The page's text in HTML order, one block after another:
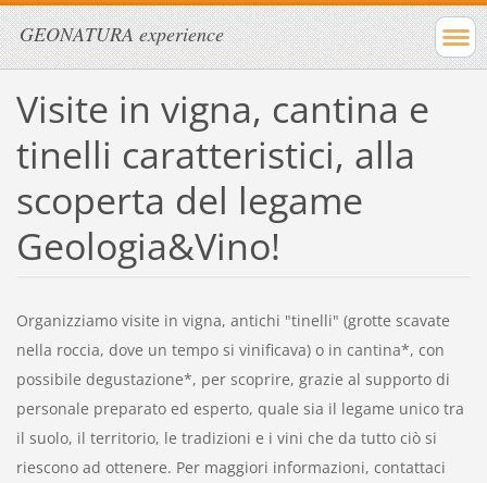
GEONATURA experience
Visite in vigna, cantina e
tinelli caratteristici, alla
scoperta del legame
Geologia&Vino!
Organizziamo visite in vigna, antichi "tinelli" (grotte scavate
nella roccia, dove un tempo si vinificava) o in cantina*, con
possibile degustazione*, per scoprire, grazie al supporto di
personale preparato ed esperto, quale sia il legame unico tra
il suolo, il territorio, le tradizioni e i vini che da tutto ciò si
riescono ad ottenere. Per maggiori informazioni, contattaci